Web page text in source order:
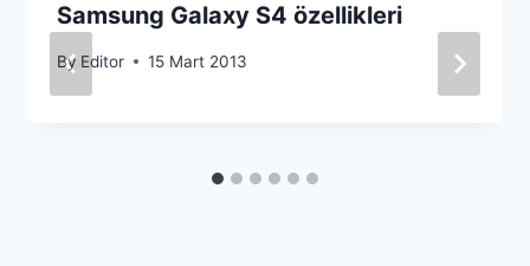
Samsung Galaxy S4 özellikleri
By Editor 15 Mart 2013